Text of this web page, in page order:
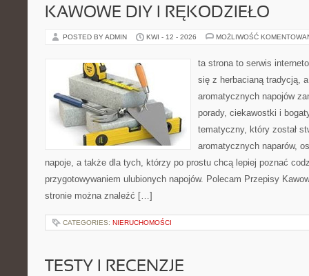
KAWOWE DIY I RĘKODZIEŁO
POSTED BY ADMIN KWI - 12 - 2026 MOŻLIWOŚĆ
ta strona to serwis
się z herbacianą tradycją, a
aromatycznych napojów
porady, ciekawostki i
tematyczny, który został
aromatycznych naparów,
napoje, a także dla tych, którzy po prostu chcą lepiej poznać
przygotowywaniem ulubionych napojów. Polecam Przepisy
stronie można znaleźć […]
CATEGORIES: NIERUCHOMOŚCI
TESTY I RECENZJE